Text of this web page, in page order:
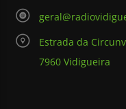
Estrada da
7960 Vidigueira